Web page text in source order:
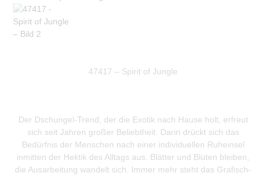
47417 – Spirit of Jungle
Der Dschungel-Trend, der die Exotik nach Hause holt, erfreut
sich seit Jahren großer Beliebtheit. Darin drückt sich das
Bedürfnis der Menschen nach einer individuellen Ruheinsel
inmitten der Hektik des Alltags aus. Blätter und Blüten bleiben,
die Ausarbeitung wandelt sich. Immer mehr steht das Grafisch-